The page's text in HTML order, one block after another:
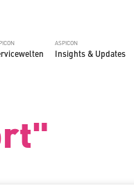
ASPICON
Insights & Updates